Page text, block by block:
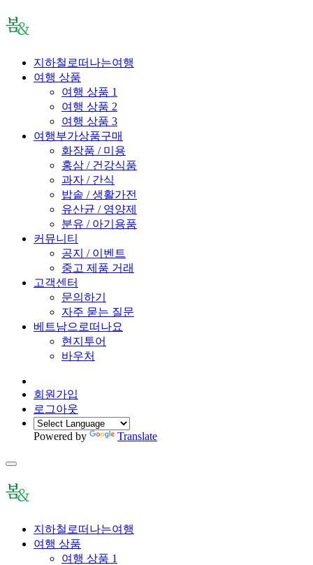
지하철로떠나는여행
여행 상품
여행 상품 1
여행 상품 2
여행 상품 3
여행부가상품구매
화장품 / 미용
홍삼 / 건강식품
과자 / 간식
밥솥 / 생활가전
유산균 / 영양제
분유 / 아기용품
커뮤니티
공지 / 이벤트
중고 제품 거래
고객센터
문의하기
자주 묻는 질문
베트남으로떠나요
현지투어
바우처
회원가입
로그아웃
Powered by Translate
지하철로떠나는여행
여행 상품
여행 상품 1